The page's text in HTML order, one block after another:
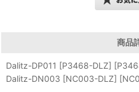
商品
Dalitz-DP011 [P3468-DLZ]
Dalitz-DN003 [NC003-DLZ]